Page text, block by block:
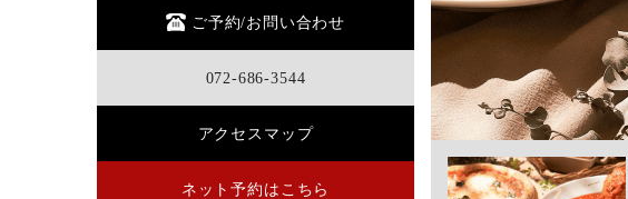
ご予約/お問い合わせ
072-686-3544
アクセスマップ
ネット予約はこちら